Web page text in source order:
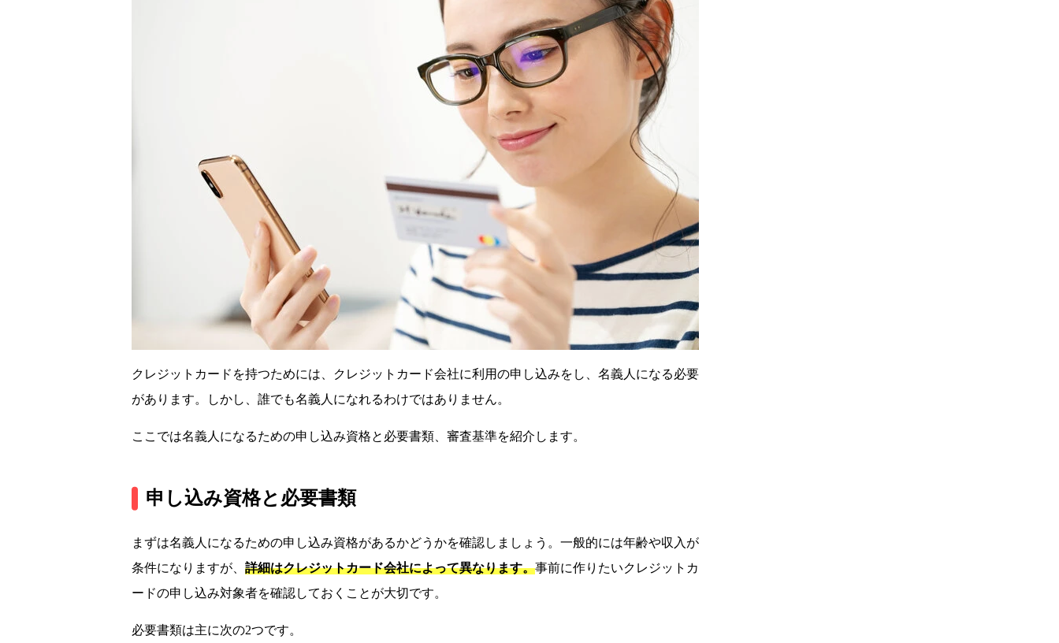
クレジットカードを持つためには、クレジットカード会社に利用の申し込みをし、名義人になる必要
があります。しかし、誰でも名義人になれるわけではありません。
ここでは名義人になるための申し込み資格と必要書類、審査基準を紹介します。
申し込み資格と必要書類
まずは名義人になるための申し込み資格があるかどうかを確認しましょう。一般的には年齢や収入が
条件になりますが、 詳細はクレジットカード会社によって異なります。事前に作りたいクレジットカ
ードの申し込み対象者を確認しておくことが大切です。
必要書類は主に次の2つです。